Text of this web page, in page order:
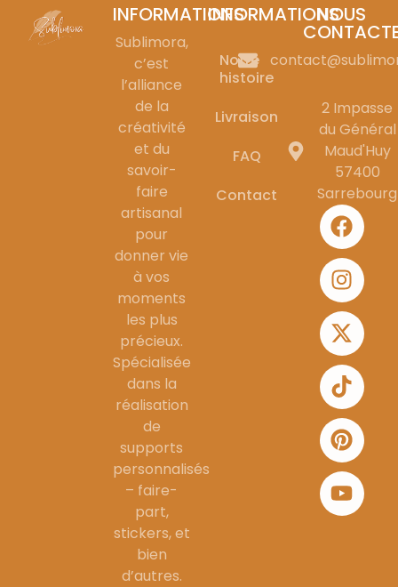
INFORMATIONS
Sublimora,
c’est
l’alliance
de la
créativité
et du
savoir-
faire
artisanal
pour
donner vie
à vos
moments
les plus
précieux.
Spécialisée
dans la
réalisation
de
supports
personnalisés
– faire-
part,
stickers, et
bien
d’autres.
INFORMATIONS
Notre
histoire
Livraison
FAQ
Contact
NOUS
2 Impasse
du Général
Maud'Huy
57400
Sarrebourg